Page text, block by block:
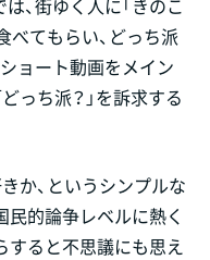
べてもらい、どっち派
ョート動画をメイン
っち派？」を訴求する
か、というシンプルな
民的論争レベルに熱く
すると不思議にも思え